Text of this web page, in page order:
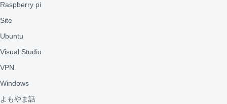
Raspberry pi
Site
Ubuntu
Visual Studio
VPN
Windows
よもやま話